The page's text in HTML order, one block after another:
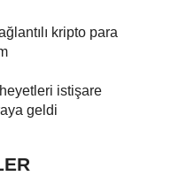
kripto para
istişare
geldi